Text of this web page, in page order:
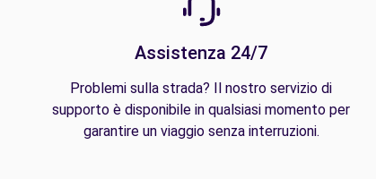
Assistenza 24/7
Problemi sulla strada? Il nostro servizio di
supporto è disponibile in qualsiasi momento per
garantire un viaggio senza interruzioni.